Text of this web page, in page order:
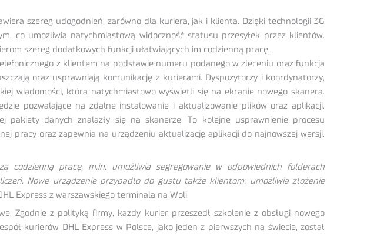
szereg udogodnień, zarówno dla kuriera, jak i klienta. Dzięki technologii 3G
co umożliwia natychmiastową widoczność statusu przesyłek przez klientów.
szereg dodatkowych funkcji ułatwiających im codzienną pracę.
z klientem na podstawie numeru podanego w zleceniu oraz funkcja
oraz usprawniają komunikację z kurierami. Dyspozytorzy i koordynatorzy,
wiadomości, która natychmiastowo wyświetli się na ekranie nowego skanera.
pozwalające na zdalne instalowanie i aktualizowanie plików oraz aplikacji.
pakiety danych znalazły się na skanerze. To kolejne usprawnienie procesu
pracy oraz zapewnia na urządzeniu aktualizację aplikacji do najnowszej wersji.
codzienną pracę, m.in. umożliwia segregowanie w odpowiednich folderach
Nowe urządzenie przypadło do gustu także klientom: umożliwia złożenie
Express z warszawskiego terminala na Woli.
Zgodnie z polityką firmy, każdy kurier przeszedł szkolenie z obsługi nowego
kurierów DHL Express w Polsce, jako jeden z pierwszych na świecie, został